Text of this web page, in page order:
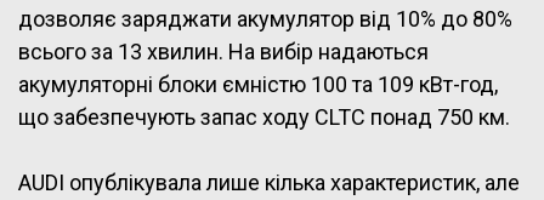
дозволяє заряджати акумулятор від 10% до 80%
всього за 13 хвилин. На вибір надаються
акумуляторні блоки ємністю 100 та 109 кВт-год,
що забезпечують запас ходу CLTC понад 750 км.
AUDI опублікувала лише кілька характеристик, але